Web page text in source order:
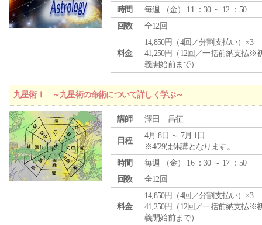
時間
毎週 （金） 11 ：30 ～ 12 ：50
回数
全12回
料金
14,850円（4回／分割支払い）×3
41,250円（12回／一括前納支払※
義開始前まで）
九星術Ⅰ ～九星術の命術について詳しく学ぶ～
講師 澤田 昌征
日程
4月 8日 ～ 7月 1日
※4/29は休講となります。
時間
毎週 （金） 16 ：30 ～ 17 ：50
回数
全12回
料金
14,850円（4回／分割支払い）×3
41,250円（12回／一括前納支払※
義開始前まで）